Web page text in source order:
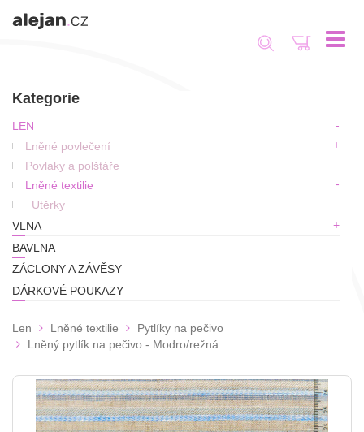
Toggle
Kategorie
LEN
Lněné povlečení
Povlaky a polštáře
Lněné textilie
Utěrky
VLNA
BAVLNA
ZÁCLONY A ZÁVĚSY
DÁRKOVÉ POUKAZY
Len Lněné textilie
Pytlíky na pečivo
Lněný pytlík na pečivo - Modro/režná